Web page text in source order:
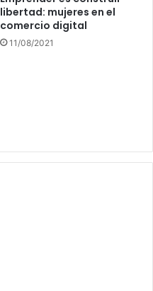
libertad: mujeres en el
comercio digital
11/08/2021